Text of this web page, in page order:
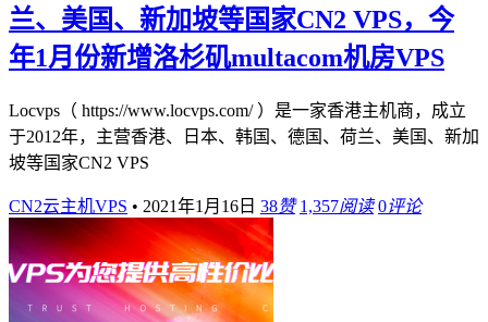
兰、美国、新加坡等国家CN2 VPS，今
年1月份新增洛杉矶multacom机房VPS
Locvps（ https://www.locvps.com/ ）是一家香港主机商，成立
于2012年，主营香港、日本、韩国、德国、荷兰、美国、新加
坡等国家CN2 VPS
CN2云主机VPS • 2021年1月16日 38赞 1,357阅读 0评论